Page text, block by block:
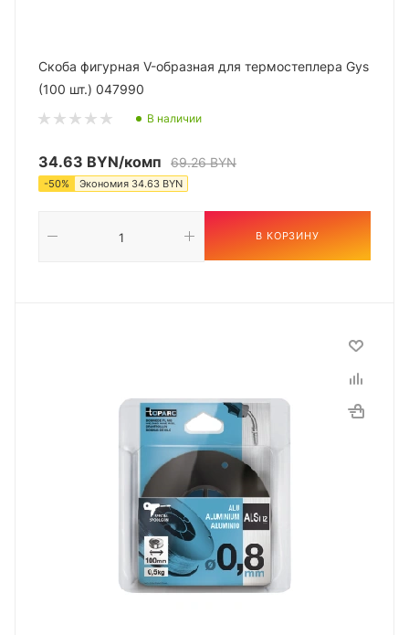
Скоба фигурная V-образная для термостеплера Gys
(100 шт.) 047990
В наличии
34.63 BYN/комп 69.26BYN
-50% Экономия 34.63 BYN
В КОРЗИНУ